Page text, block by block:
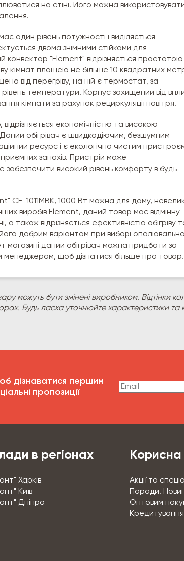
на стіні. Його можна
один рівень потужності і виділяється
двома знімними стійками для
конвектор "Element" відрізняється простотою
кімнат площею не більше 10 квадратних
від перегріву, на ній є термостат, за
температури. Корпус захищений від
кімнати за рахунок рециркуляції повітря.
економічністю та високою
обігрівач є швидкодіючим, безшумним
ресурс і є екологічно чистим
запахів. Пристрій може
забезпечити високий рівень комфорту в будь-
CE-1011MBK, 1000 Вт можна для дому,
виробів Element, даний товар має відмінну
а також відрізняється ефективністю обігріву
добрим варіантом при виборі
даний обігрівач можна придбати за
щоб дізнатися більше про товар.
можуть бути змінені виробником. Відтінки
Будь ласка уточнюйте характеристики та
дізнаватися першим
пропозиції
в регіонах
Харків
Київ
Дніпро
Корисна
Акції та
Поради.
Оптовим
Кредитування